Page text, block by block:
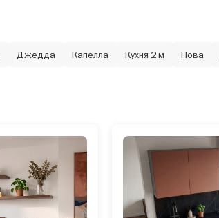
Джедда Капелла Кухня 2 м Нова